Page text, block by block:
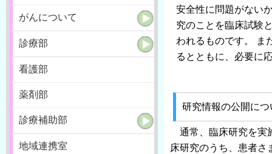
がんについて
診療部
看護部
薬剤部
診療補助部
地域連携室
安全性に問題がない
究のことを臨床試験
われるものです。 ま
るとともに、必要に
研究情報の公開に
通常、臨床研究を実
床研究のうち、患者さ